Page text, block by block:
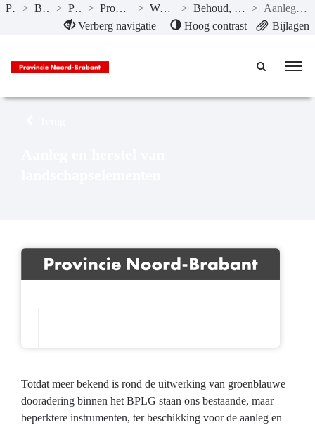
Naar hoofdinhoud
Publicaties > Begroting 2024 > Programma’s > Programma 4 Natuur en milieu > Wat willen we bereiken? > Behoud, herstel en ontwikkeling van landschappen >
Aanleg en herstel van landschapselementen
Verberg navigatie
Hoog contrast Bijlagen
Totdat meer bekend is rond de uitwerking van groenblauwe
dooradering binnen het BPLG staan ons bestaande, maar
beperktere instrumenten, ter beschikking voor de aanleg en